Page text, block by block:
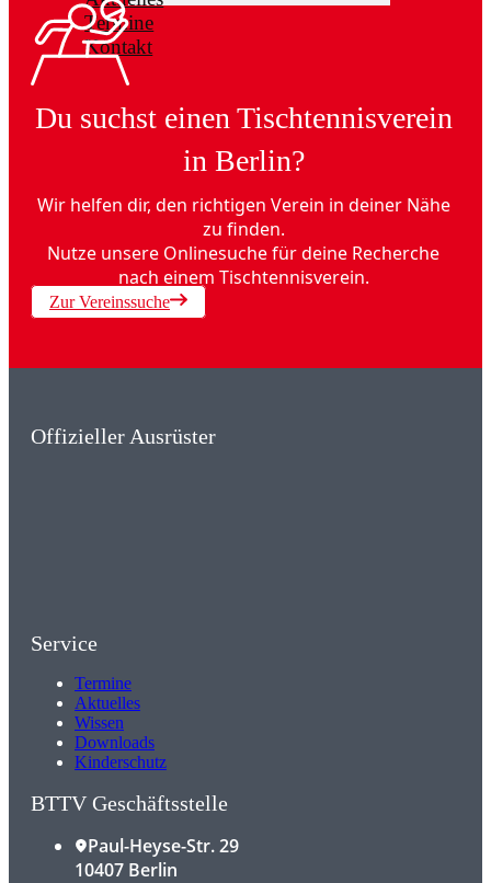
Termine
Kontakt
Du suchst einen Tischtennisverein
in Berlin?
Wir helfen dir, den richtigen Verein in deiner Nähe
zu finden.
Nutze unsere Onlinesuche für deine Recherche
nach einem Tischtennisverein.
Zur Vereinssuche
Offizieller Ausrüster
Service
Termine
Aktuelles
Wissen
Downloads
Kinderschutz
BTTV Geschäftsstelle
Paul-Heyse-Str. 29
10407 Berlin